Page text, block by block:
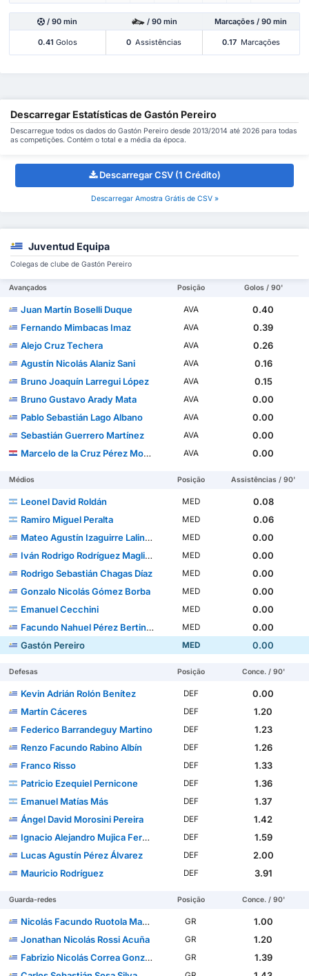
/ 90 min / 90 min Marcações / 90 min
0.41 Golos 0 Assistências 0.17 Marcações
Descarregar Estatísticas de Gastón Pereiro
Descarregue todos os dados do Gastón Pereiro desde 2013/2014 até 2026 para todas
as competições. Contém o total e a média da época.
Descarregar CSV (1 Crédito)
Descarregar Amostra Grátis de CSV »
Juventud Equipa
Colegas de clube de Gastón Pereiro
Avançados Posição Golos / 90'
Juan Martín Boselli Duque AVA
0.40
Fernando Mimbacas Imaz
AVA
0.39
Alejo Cruz Techera
AVA
0.26
Agustín Nicolás Alaniz Sani
AVA
0.16
Bruno Joaquín Larregui López
AVA
0.15
Bruno Gustavo Arady Mata
AVA
0.00
Pablo Sebastián Lago Albano
AVA
0.00
Sebastián Guerrero Martínez
AVA
0.00
Marcelo de la Cruz Pérez Mosqueira
AVA 0.00
Médios Posição Assistências / 90'
Leonel David Roldán MED
0.08
Ramiro Miguel Peralta
MED
0.06
Mateo Agustín Izaguirre Lalindre
MED
0.00
Iván Rodrigo Rodríguez Magliano
MED
0.00
Rodrigo Sebastián Chagas Díaz
MED
0.00
Gonzalo Nicolás Gómez Borba
MED
0.00
Emanuel Cecchini
MED
0.00
Facundo Nahuel Pérez Bertinat
MED
0.00
Gastón Pereiro
MED 0.00
Defesas Posição Conce. / 90'
Kevin Adrián Rolón Benítez DEF
0.00
Martín Cáceres
DEF
1.20
Federico Barrandeguy Martino
DEF
1.23
Renzo Facundo Rabino Albín
DEF
1.26
Franco Risso
DEF
1.33
Patricio Ezequiel Pernicone
DEF
1.36
Emanuel Matías Más
DEF
1.37
Ángel David Morosini Pereira
DEF
1.42
Ignacio Alejandro Mujica Fernández
DEF
1.59
Lucas Agustín Pérez Álvarez
DEF
2.00
Mauricio Rodríguez
DEF 3.91
Guarda-redes Posição Conce. / 90'
Nicolás Facundo Ruotola Machado GR
1.00
Jonathan Nicolás Rossi Acuña
GR
1.20
Fabrizio Nicolás Correa González
GR
1.39